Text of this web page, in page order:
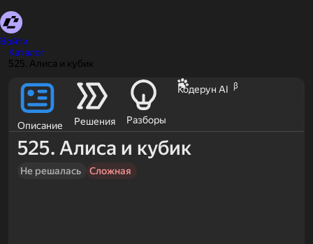
Войти
Каталог
525. Алиса и кубик
Описание Решения Разборы
Кодерун AI β
525. Алиса и кубик
Не решалась Сложная